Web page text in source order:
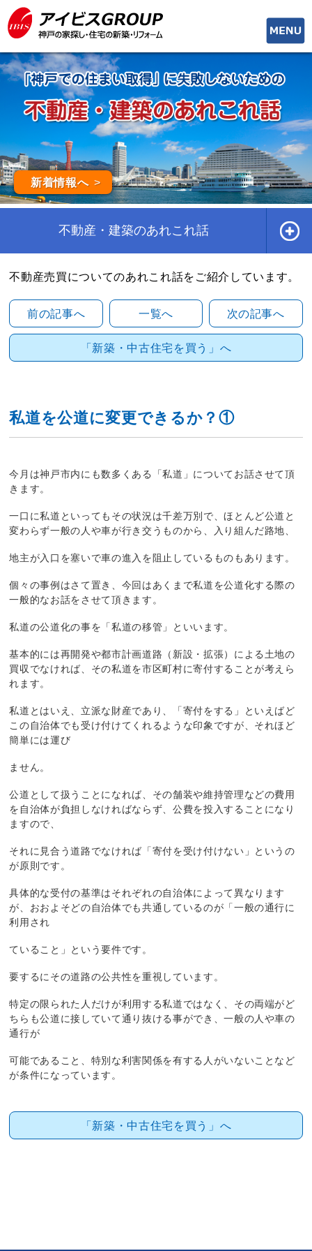
toggle
新着情報へ
不動産・建築のあれこれ話
不動産売買についてのあれこれ話をご紹介しています。
前の記事へ 一覧へ 次の記事へ
「新築・中古住宅を買う」へ
私道を公道に変更できるか？①
今月は神戸市内にも数多くある「私道」についてお話させて頂
きます。
一口に私道といってもその状況は千差万別で、ほとんど公道と
変わらず一般の人や車が行き交うものから、入り組んだ路地、
地主が入口を塞いで車の進入を阻止しているものもあります。
個々の事例はさて置き、今回はあくまで私道を公道化する際の
一般的なお話をさせて頂きます。
私道の公道化の事を「私道の移管」といいます。
基本的には再開発や都市計画道路（新設・拡張）による土地の
買収でなければ、その私道を市区町村に寄付することが考えら
れます。
私道とはいえ、立派な財産であり、「寄付をする」といえばど
この自治体でも受け付けてくれるような印象ですが、それほど
簡単には運び
ません。
公道として扱うことになれば、その舗装や維持管理などの費用
を自治体が負担しなければならず、公費を投入することになり
ますので、
それに見合う道路でなければ「寄付を受け付けない」というの
が原則です。
具体的な受付の基準はそれぞれの自治体によって異なります
が、おおよそどの自治体でも共通しているのが「一般の通行に
利用され
ていること」という要件です。
要するにその道路の公共性を重視しています。
特定の限られた人だけが利用する私道ではなく、その両端がど
ちらも公道に接していて通り抜ける事ができ、一般の人や車の
通行が
可能であること、特別な利害関係を有する人がいないことなど
が条件になっています。
「新築・中古住宅を買う」へ